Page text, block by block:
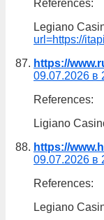
References:
Legiano
url=https://
https://
09.07.2026 в
References:
Ligiano
https://
09.07.2026 в
References:
Legiano